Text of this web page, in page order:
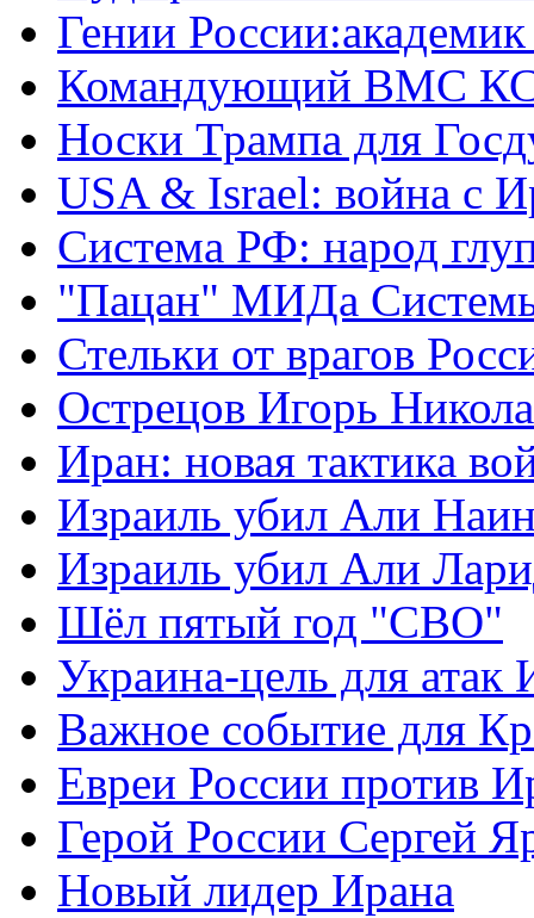
Гении
Командующий ВМС
Носки Трампа для
USA & Israel: война с
Система РФ: народ
"Пацан" МИДа
Стельки от врагов
Острецов Игорь
Иран: новая тактика
Израиль убил Али
Израиль убил Али
Шёл пятый год "СВО"
Украина-цель для атак
Важное событие для
Евреи России против
Герой России Сергей
Новый лидер Ирана